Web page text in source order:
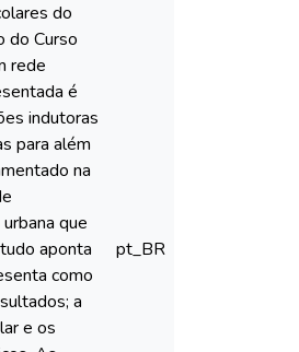
do
do Curso
rede
é
indutoras
para além
na
que
aponta
como
a
e os
pt_BR